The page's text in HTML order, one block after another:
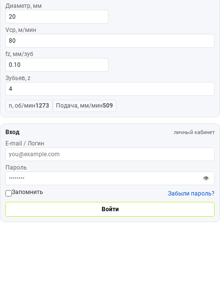
Диаметр, мм
Vср, м/мин
fz, мм/зуб
Зубьев, z
n, об/мин1273 Подача, мм/мин509
Вход личный кабинет
E-mail / Логин
Пароль
👁
Запомнить
Забыли пароль?
Войти